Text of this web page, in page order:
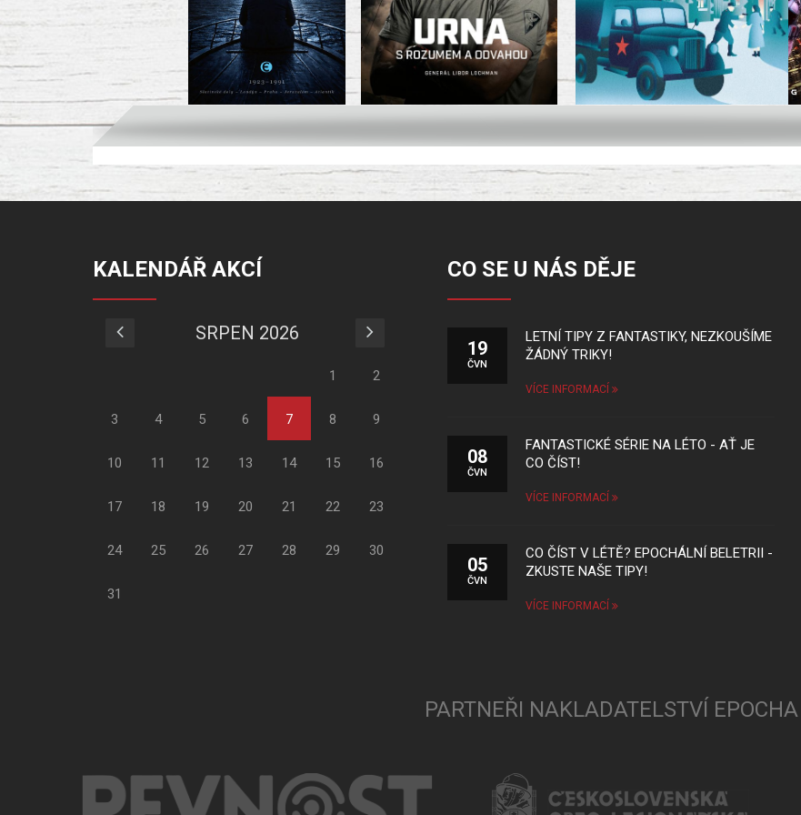
KALENDÁŘ AKCÍ
SRPEN 2026
1 2
3 4 5 6 7 8 9
10 11 12 13 14 15 16
17 18 19 20 21 22 23
24 25 26 27 28 29 30
31
CO SE U NÁS DĚJE
19
ČVN
LETNÍ TIPY Z FANTASTIKY, NEZKOUŠÍME
ŽÁDNÝ TRIKY!
VÍCE INFORMACÍ
08
ČVN
FANTASTICKÉ SÉRIE NA LÉTO - AŤ JE
CO ČÍST!
VÍCE INFORMACÍ
05
ČVN
CO ČÍST V LÉTĚ? EPOCHÁLNÍ BELETRII -
ZKUSTE NAŠE TIPY!
VÍCE INFORMACÍ
PARTNEŘI NAKLADATELSTVÍ EPOCHA